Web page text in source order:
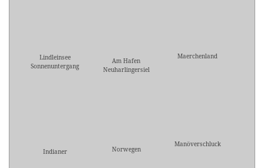
Lindleinsee
Sonnenuntergang
Am Hafen
Neuharlingersiel
Maerchenland
Indianer Norwegen
Manöverschluck